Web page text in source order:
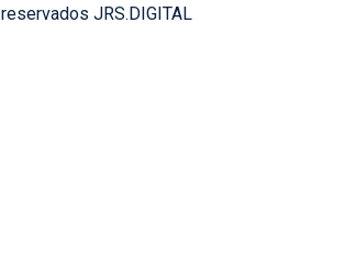
reservados JRS.DIGITAL